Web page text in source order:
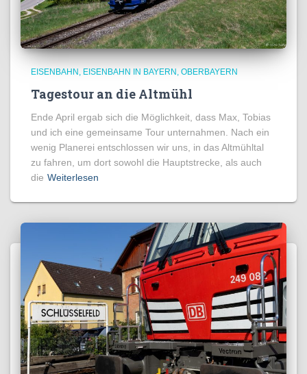
EISENBAHN EISENBAHN IN BAYERN OBERBAYERN
Tagestour an die Altmühl
Ende April ergab sich die Möglichkeit, dass Max, Tobias
und ich eine gemeinsame Tour unternahmen. Nach ein
wenig Planerei entschlossen wir uns, in das Altmühltal
zu fahren, um dort sowohl die Hauptstrecke, als auch
die Weiterlesen